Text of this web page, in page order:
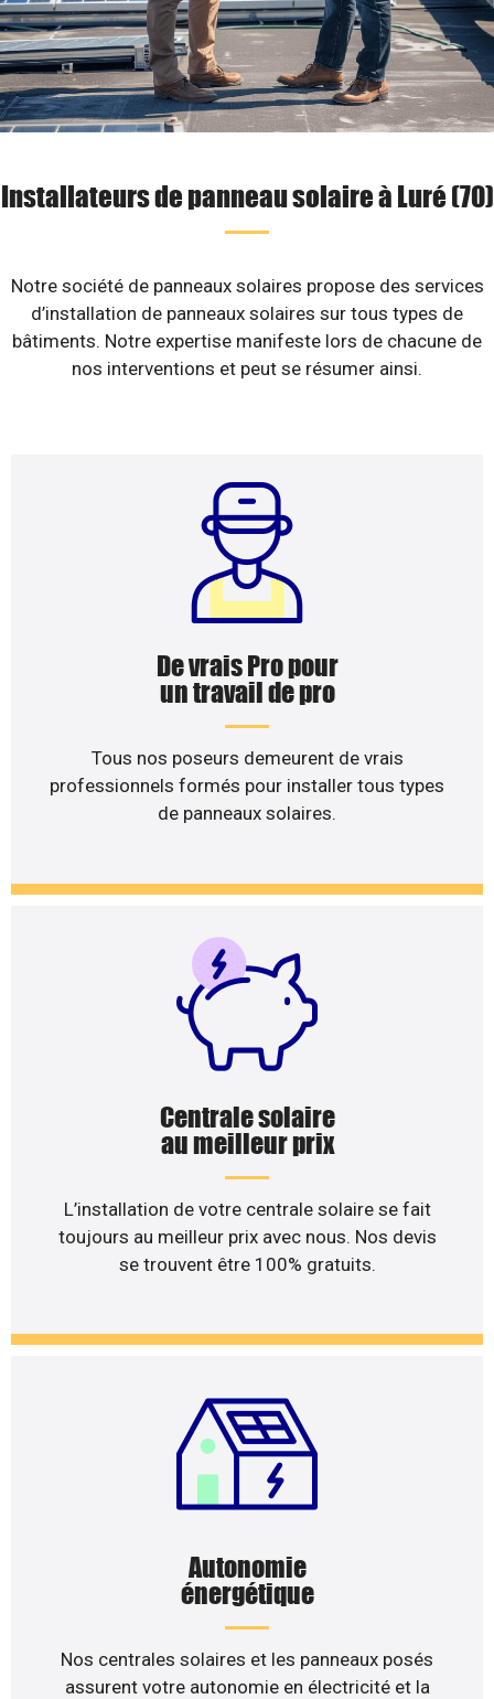
Installateurs de panneau solaire à Luré (70)
Notre société de panneaux solaires propose des services
d’installation de panneaux solaires sur tous types de
bâtiments. Notre expertise manifeste lors de chacune de
nos interventions et peut se résumer ainsi.
De vrais Pro pour
un travail de pro
Tous nos poseurs demeurent de vrais
professionnels formés pour installer tous types
de panneaux solaires.
Centrale solaire
au meilleur prix
L’installation de votre centrale solaire se fait
toujours au meilleur prix avec nous. Nos devis
se trouvent être 100% gratuits.
Autonomie
énergétique
Nos centrales solaires et les panneaux posés
assurent votre autonomie en électricité et la